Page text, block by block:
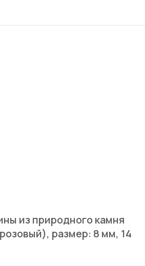
из природного камня
размер: 8 мм, 14